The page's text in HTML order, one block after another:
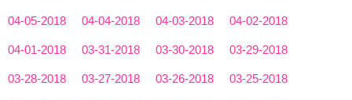
04-05-2018 04-04-2018 04-03-2018 04-02-2018
04-01-2018 03-31-2018 03-30-2018 03-29-2018
03-28-2018 03-27-2018 03-26-2018 03-25-2018